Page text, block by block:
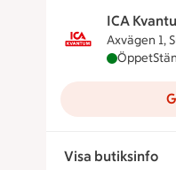
ICA
Axvägen 1,
ICAÖppet
Visa butiksinfo